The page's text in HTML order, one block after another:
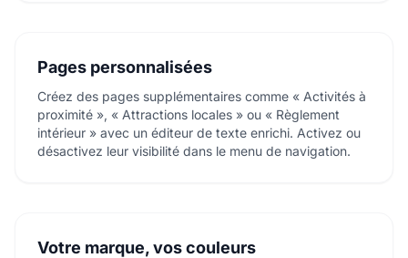
Pages personnalisées
Créez des pages supplémentaires comme « Activités à
proximité », « Attractions locales » ou « Règlement
intérieur » avec un éditeur de texte enrichi. Activez ou
désactivez leur visibilité dans le menu de navigation.
Votre marque, vos couleurs